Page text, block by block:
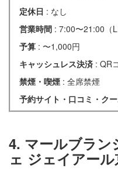
定休日 : なし
営業時間 : 7:00〜21:00（
予算 : 〜1,000円
キャッシュレス決済 : QR
禁煙・喫煙 : 全席禁煙
予約サイト・口コミ・ク
4. マールブラン
ェ ジェイアー